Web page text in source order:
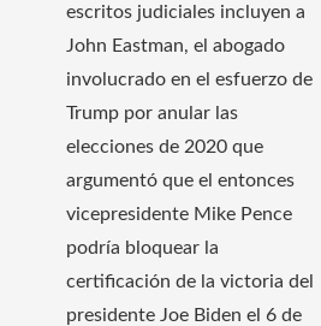
escritos judiciales incluyen a
John Eastman, el abogado
involucrado en el esfuerzo de
Trump por anular las
elecciones de 2020 que
argumentó que el entonces
vicepresidente Mike Pence
podría bloquear la
certificación de la victoria del
presidente Joe Biden el 6 de